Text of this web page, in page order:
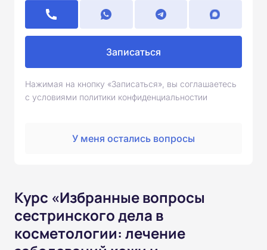
Записаться
Нажимая на кнопку «Записаться», вы соглашаетесь
с условиями политики конфиденциальностии
У меня остались вопросы
Курс «Избранные вопросы
сестринского дела в
косметологии: лечение